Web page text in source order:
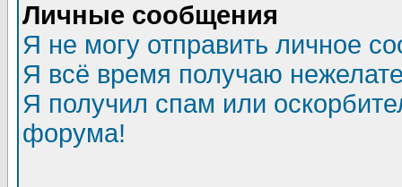
Личные сообщения
Я не могу отправить личное
Я всё время получаю
Я получил спам или
форума!